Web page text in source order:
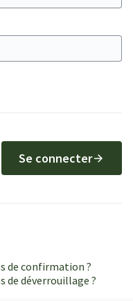
Se connecter
de confirmation ?
de déverrouillage ?